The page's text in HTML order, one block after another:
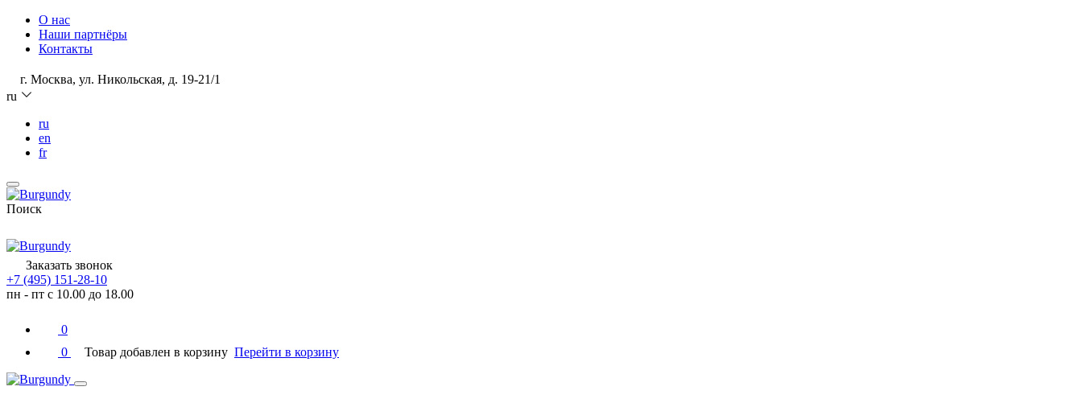
О нас
Наши партнёры
Контакты
г. Москва, ул. Никольская, д. 19-21/1
ru
ru
en
fr
Поиск
Заказать звонок
+7 (495) 151-28-10
пн - пт с 10.00 до 18.00
0
0
Товар добавлен в корзину Перейти в корзину